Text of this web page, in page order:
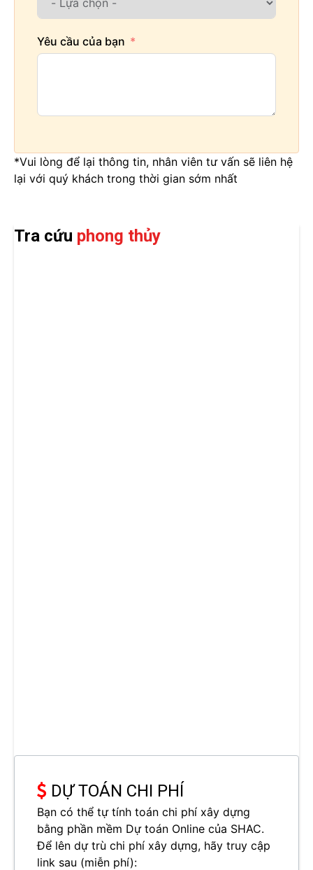
Yêu cầu của bạn
*Vui lòng để lại thông tin, nhân viên tư vấn sẽ liên hệ
lại với quý khách trong thời gian sớm nhất
Tra cứu phong thủy
DỰ TOÁN CHI PHÍ
Bạn có thể tự tính toán chi phí xây dựng
bằng phần mềm Dự toán Online của SHAC.
Để lên dự trù chi phí xây dựng, hãy truy cập
link sau (miễn phí):